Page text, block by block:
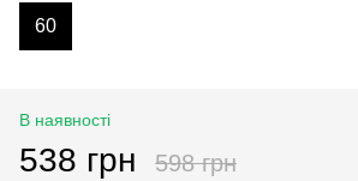
60
В наявності
538 грн 598 грн